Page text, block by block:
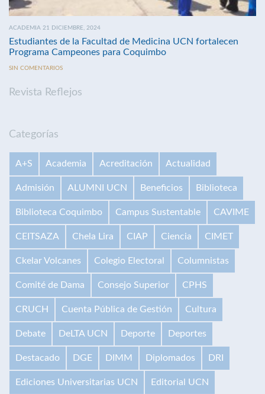
ACADEMIA 21 DICIEMBRE, 2024
Estudiantes de la Facultad de Medicina UCN fortalecen
Programa Campeones para Coquimbo
SIN COMENTARIOS
Revista Reflejos
Categorías
A+S Academia Acreditación Actualidad
Admisión ALUMNI UCN Beneficios Biblioteca
Biblioteca Coquimbo Campus Sustentable CAVIME
CEITSAZA Chela Lira CIAP Ciencia CIMET
Ckelar Volcanes Colegio Electoral Columnistas
Comité de Dama Consejo Superior CPHS
CRUCH Cuenta Pública de Gestión Cultura
Debate DeLTA UCN Deporte Deportes
Destacado DGE DIMM Diplomados DRI
Ediciones Universitarias UCN Editorial UCN